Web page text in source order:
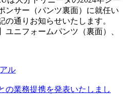
ンサー（パンツ裏面）に就任い
の通りお知らせいたします。
ユニフォームパンツ（裏面）、
ル
の業務提携を発表いたしまし